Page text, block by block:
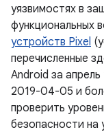
уязвимостях в
функциональных
устройств Pixel
перечисленные
Android за
2019-04-05 и
проверить
безопасности на